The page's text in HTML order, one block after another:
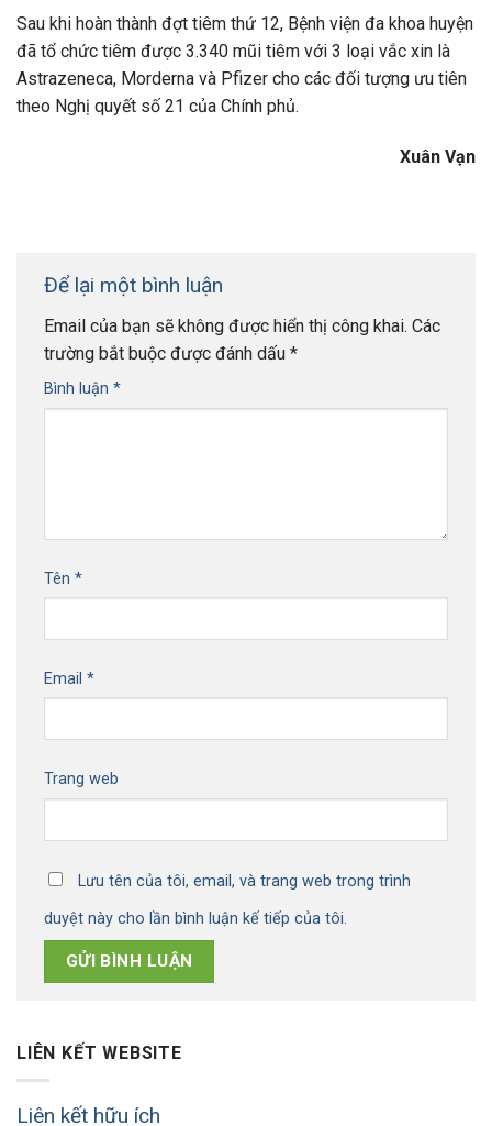
Sau khi hoàn thành đợt tiêm thứ 12, Bệnh viện đa khoa huyện
đã tổ chức tiêm được 3.340 mũi tiêm với 3 loại vắc xin là
Astrazeneca, Morderna và Pfizer cho các đối tượng ưu tiên
theo Nghị quyết số 21 của Chính phủ.
Xuân Vạn
Để lại một bình luận
Email của bạn sẽ không được hiển thị công khai. Các
trường bắt buộc được đánh dấu *
Bình luận *
Tên *
Email *
Trang web
Lưu tên của tôi, email, và trang web trong trình
duyệt này cho lần bình luận kế tiếp của tôi.
LIÊN KẾT WEBSITE
Liên kết hữu ích